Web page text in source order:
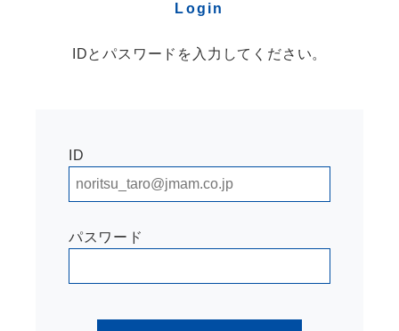
Login
IDとパスワードを入力してください。
ID
パスワード